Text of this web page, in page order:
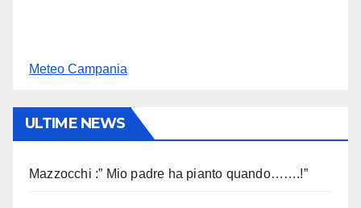
Meteo Campania
ULTIME NEWS
Mazzocchi :” Mio padre ha pianto quando…….!”